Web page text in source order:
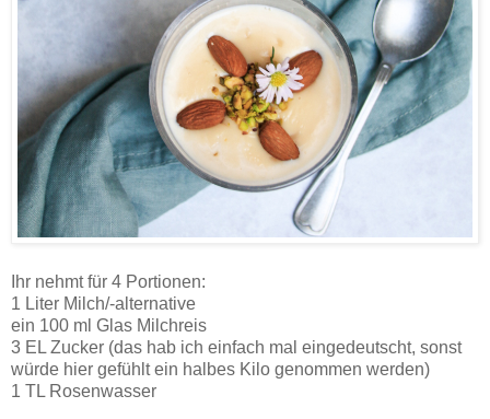
Ihr nehmt für 4 Portionen:
1 Liter Milch/-alternative
ein 100 ml Glas Milchreis
3 EL Zucker (das hab ich einfach mal eingedeutscht, sonst
würde hier gefühlt ein halbes Kilo genommen werden)
1 TL Rosenwasser